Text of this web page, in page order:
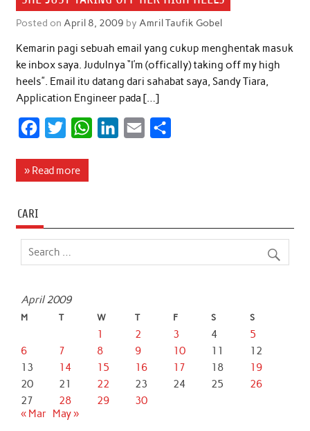
Posted on April 8, 2009 by Amril Taufik Gobel
Kemarin pagi sebuah email yang cukup menghentak masuk
ke inbox saya. Judulnya “I’m (offically) taking off my high
heels”. Email itu datang dari sahabat saya, Sandy Tiara,
Application Engineer pada […]
c
o
o
i
e
W
A
d
» Read more
CARI
April 2009
M T W T F S S
1 2 3 4
5
6
7 8 9 10 11
12
13
14 15 16 17 18
19
20
21 22 23 24 25
26
27
28 29
30
« Mar May »